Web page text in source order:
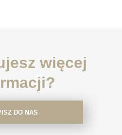
więcej
DO NAS